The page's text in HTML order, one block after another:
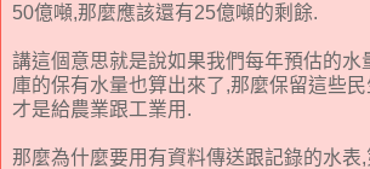
50億噸,那麼應該還有25億噸的剩餘.
講這個意思就是說如果我們每年預估的水
庫的保有水量也算出來了,那麼保留這些
才是給農業跟工業用.
那麼為什麼要用有資料傳送跟記錄的水表